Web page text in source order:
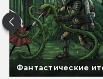
Фантастические